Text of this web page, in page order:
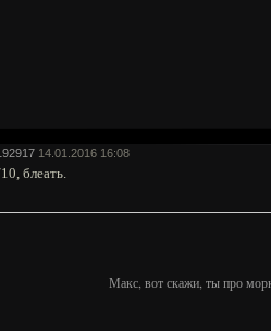
14.01.2016 16:08
блеать.
Макс, вот скажи, ты про